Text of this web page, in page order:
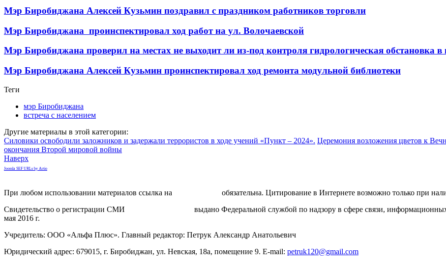
Мэр Биробиджана Алексей Кузьмин поздравил с праздником работников торговли
Мэр Биробиджана проинспектировал ход работ на ул. Волочаевской
Мэр Биробиджана проверил на местах не выходит ли из-под контроля гидрологическая обстановка в
Мэр Биробиджана Алексей Кузьмин проинспектировал ход ремонта модульной библиотеки
Теги
мэр Биробиджана
встреча с населением
Другие материалы в этой категории:
Силовики освободили заложников и задержали террористов в ходе учений «Пункт – 2024». Церемония возложения цветов к
окончания Второй мировой войны
Наверх
Joomla SEF URLs by Artio
При любом использовании материалов ссылка на
обязательна. Цитирование в Интернете возможно только при
Свидетельство о регистрации СМИ
выдано Федеральной службой по надзору в сфере связи,
мая 2016 г.
Учредитель: ООО «Альфа Плюс». Главный редактор: Петрук Александр Анатольевич
Юридический адрес: 679015, г. Биробиджан, ул. Невская, 18а, помещение 9. E-mail: petruk120@gmail.com